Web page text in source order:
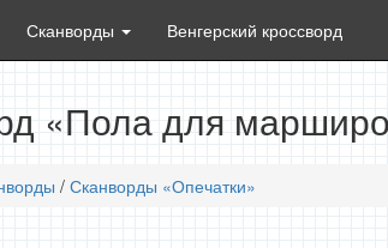
Сканворды Венгерский кроссворд
«Пола для
/ Сканворды «Опечатки»